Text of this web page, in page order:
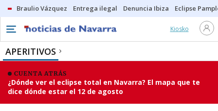
Braulio Vázquez Entrega ilegal Denuncia Ibiza Eclipse
Kiosko
APERITIVOS
CUENTA ATRÁS
¿Dónde ver el eclipse total en Navarra? El mapa que te
dice dónde estar el 12 de agosto